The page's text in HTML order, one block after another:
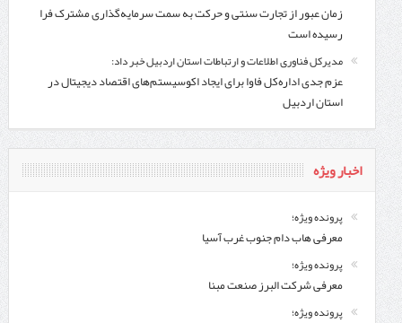
زمان عبور از تجارت سنتی و حرکت به سمت سرمایه‌گذاری مشترک فرا
رسیده است
مدیرکل فناوری اطلاعات و ارتباطات استان اردبیل خبر داد:
عزم جدی اداره‌کل فاوا برای ایجاد اکوسیستم‌های اقتصاد دیجیتال در
استان اردبیل
اخبار ویژه
پرونده ویژه؛
معرفی هاب دام جنوب غرب آسیا
پرونده ویژه؛
معرفی شركت البرز صنعت مبنا
پرونده ویژه؛